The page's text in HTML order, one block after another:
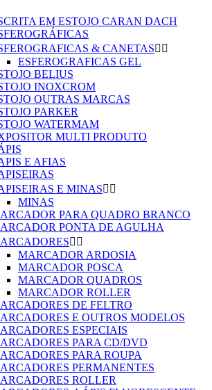
EM ESTOJO CARAN DACH
& CANETAS 
ESFEROGRAFICAS GEL
BELIUS
INOXCROM
OUTRAS MARCAS
PARKER
WATERMAM
MULTI PRODUTO
E AFIAS
E MINAS 
MINAS
PARA QUADRO BRANCO
PONTA DE AGULHA
 
MARCADOR ARDOSIA
MARCADOR POSCA
MARCADOR QUADROS
MARCADOR ROLLER
DE FELTRO
E OUTROS MODELOS
ESPECIAIS
PARA CD/DVD
PARA ROUPA
PERMANENTES
ROLLER